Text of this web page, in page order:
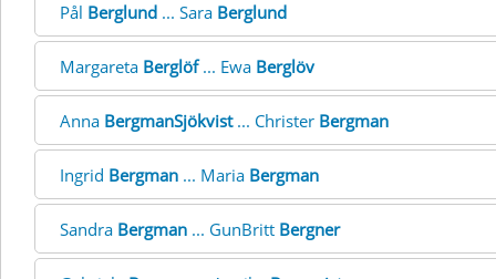
Pål Berglund ... Sara Berglund
Margareta Berglöf... Ewa Berglöv
Anna BergmanSjökvist... Christer Bergman
Ingrid Bergman ... Maria Bergman
Sandra Bergman ... GunBritt Bergner